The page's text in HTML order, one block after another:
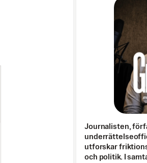
Journalisten,
utforskar
och politik. I